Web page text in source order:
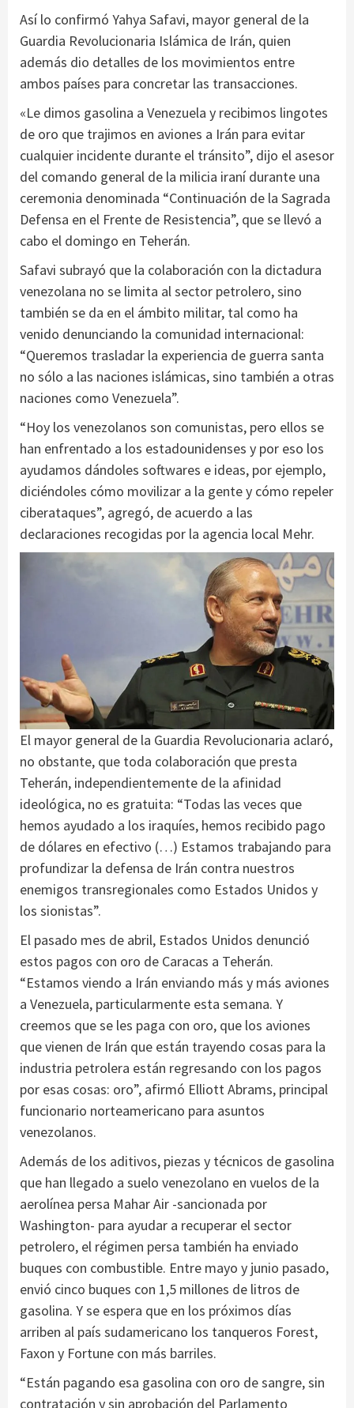
Así lo confirmó Yahya Safavi, mayor general de la
Guardia Revolucionaria Islámica de Irán, quien
además dio detalles de los movimientos entre
ambos países para concretar las transacciones.
«Le dimos gasolina a Venezuela y recibimos lingotes
de oro que trajimos en aviones a Irán para evitar
cualquier incidente durante el tránsito”, dijo el asesor
del comando general de la milicia iraní durante una
ceremonia denominada “Continuación de la Sagrada
Defensa en el Frente de Resistencia”, que se llevó a
cabo el domingo en Teherán.
Safavi subrayó que la colaboración con la dictadura
venezolana no se limita al sector petrolero, sino
también se da en el ámbito militar, tal como ha
venido denunciando la comunidad internacional:
“Queremos trasladar la experiencia de guerra santa
no sólo a las naciones islámicas, sino también a otras
naciones como Venezuela”.
“Hoy los venezolanos son comunistas, pero ellos se
han enfrentado a los estadounidenses y por eso los
ayudamos dándoles softwares e ideas, por ejemplo,
diciéndoles cómo movilizar a la gente y cómo repeler
ciberataques”, agregó, de acuerdo a las
declaraciones recogidas por la agencia local Mehr.
El mayor general de la Guardia Revolucionaria aclaró,
no obstante, que toda colaboración que presta
Teherán, independientemente de la afinidad
ideológica, no es gratuita: “Todas las veces que
hemos ayudado a los iraquíes, hemos recibido pago
de dólares en efectivo (…) Estamos trabajando para
profundizar la defensa de Irán contra nuestros
enemigos transregionales como Estados Unidos y
los sionistas”.
El pasado mes de abril, Estados Unidos denunció
estos pagos con oro de Caracas a Teherán.
“Estamos viendo a Irán enviando más y más aviones
a Venezuela, particularmente esta semana. Y
creemos que se les paga con oro, que los aviones
que vienen de Irán que están trayendo cosas para la
industria petrolera están regresando con los pagos
por esas cosas: oro”, afirmó Elliott Abrams, principal
funcionario norteamericano para asuntos
venezolanos.
Además de los aditivos, piezas y técnicos de gasolina
que han llegado a suelo venezolano en vuelos de la
aerolínea persa Mahar Air -sancionada por
Washington- para ayudar a recuperar el sector
petrolero, el régimen persa también ha enviado
buques con combustible. Entre mayo y junio pasado,
envió cinco buques con 1,5 millones de litros de
gasolina. Y se espera que en los próximos días
arriben al país sudamericano los tanqueros Forest,
Faxon y Fortune con más barriles.
“Están pagando esa gasolina con oro de sangre, sin
contratación y sin aprobación del Parlamento